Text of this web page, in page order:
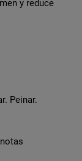
y reduce
Peinar.